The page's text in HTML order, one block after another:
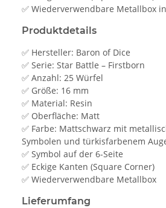
✅ Wiederverwendbare Metallbox
Produktdetails
✅ Hersteller: Baron of Dice
✅ Serie: Star Battle – Firstborn
✅ Anzahl: 25 Würfel
✅ Größe: 16 mm
✅ Material: Resin
✅ Oberfläche: Matt
✅ Farbe: Mattschwarz mit
Symbolen und türkisfarbenem
✅ Symbol auf der 6-Seite
✅ Eckige Kanten (Square Corner)
✅ Wiederverwendbare Metallbox
Lieferumfang